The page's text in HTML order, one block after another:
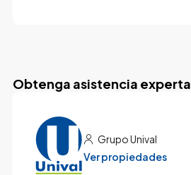
Obtenga asistencia experta
Grupo Unival
Ver propiedades